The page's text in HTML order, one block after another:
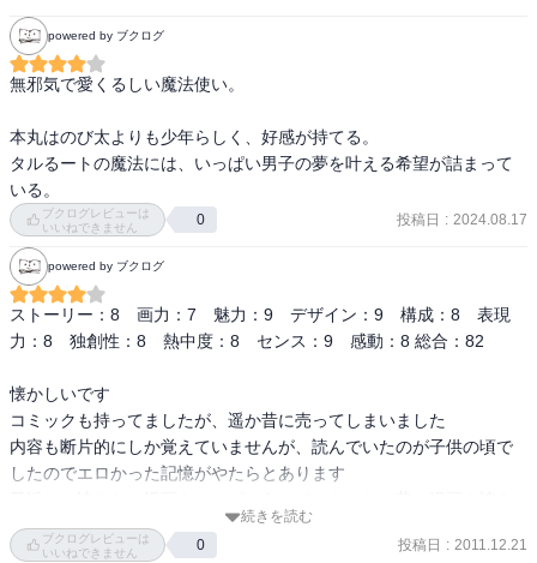
powered by ブクログ
無邪気で愛くるしい魔法使い。
本丸はのび太よりも少年らしく、好感が持てる。
タルるートの魔法には、いっぱい男子の夢を叶える希望が詰まって
いる。
ブクログレビューは
いいねできません
0 投稿日 : 2024.08.17
powered by ブクログ
ストーリー：8　画力：7　魅力：9　デザイン：9　構成：8　表現
力：8　独創性：8　熱中度：8　センス：9　感動：8 総合：82
懐かしいです
コミックも持ってましたが、遥か昔に売ってしまいました
内容も断片的にしか覚えていませんが、読んでいたのが子供の頃で
したのでエロかった記憶がやたらとあります
返せませんが(お気に入りの漫画はよく何度も読んでますが･･･)何か
時間でもあれば懐かしさついでにまた読んでみたいです
続きを読む
ブクログレビューは
いいねできません
0 投稿日 : 2011.12.21